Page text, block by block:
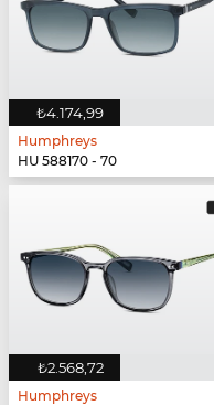
₺4.174,99
Humphreys
HU 588170 - 70
₺2.568,72
Humphreys